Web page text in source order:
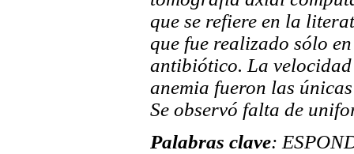
que se refiere en la
que fue realizado sólo
antibiótico. La
anemia fueron las
Se observó falta de
Palabras clave: